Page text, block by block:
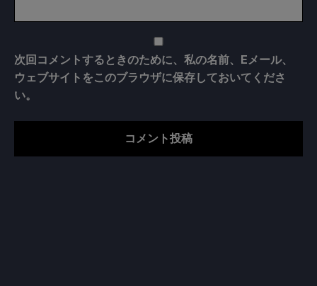
次回コメントするときのために、私の名前、Eメール、
ウェブサイトをこのブラウザに保存しておいてくださ
い。